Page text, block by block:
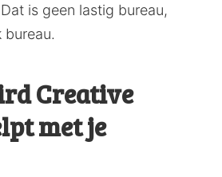
is geen lastig bureau,
bureau.
Creative
met je